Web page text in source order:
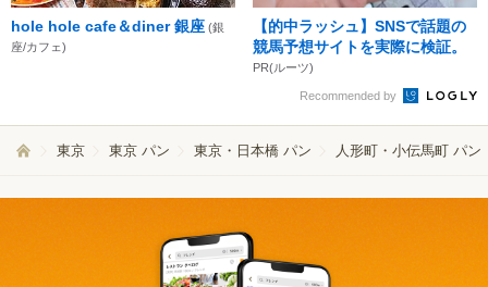
hole hole cafe＆diner 銀座 (銀
座/カフェ)
【的中ラッシュ】SNSで話題の
競馬予想サイトを実際に検証。
PR(ルーツ)
Recommended by
東京 東京 パン 東京・日本橋 パン 人形町・小伝馬町 パン